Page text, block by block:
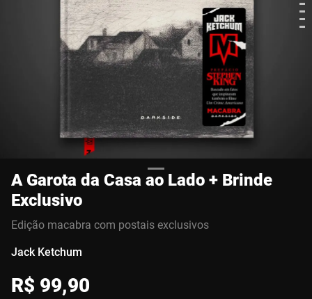
A Garota da Casa ao Lado + Brinde
Exclusivo
Edição macabra com postais exclusivos
Jack Ketchum
R$ 99,90